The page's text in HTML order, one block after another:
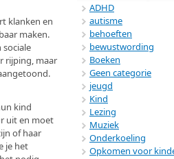
klanken en
maken.
sociale
rijping, maar
kind
uit en moet
of haar
je het
ADHD
autisme
behoeften
bewustwording
Boeken
Geen categorie
jeugd
Kind
Lezing
Muziek
Onderkoeling
Opkomen voor